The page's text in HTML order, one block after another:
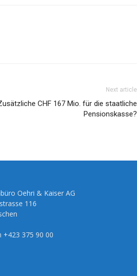
Next article
CHF 167 Mio. für die staatliche
Pensionskasse?
Oehri & Kaiser AG
116
+423 375 90 00